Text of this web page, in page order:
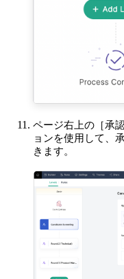
ページ右上の［承
ョンを使用して、
きます。